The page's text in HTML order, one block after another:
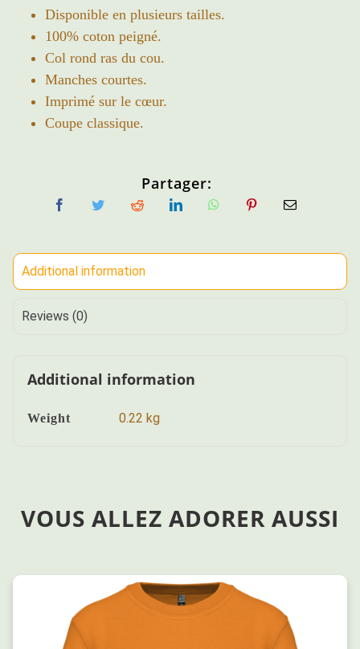
Disponible en plusieurs tailles.
100% coton peigné.
Col rond ras du cou.
Manches courtes.
Imprimé sur le cœur.
Coupe classique.
Partager:
Additional information
Reviews (0)
Additional information
Weight 0.22 kg
VOUS ALLEZ ADORER AUSSI